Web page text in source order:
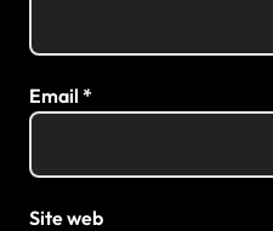
Email *
Site web